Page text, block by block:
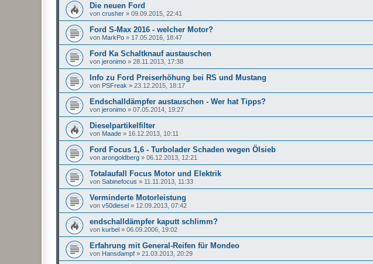
Die neuen Ford
von crusher » 09.09.2015, 22:41
Ford S-Max 2016 - welcher Motor?
von MarkPo » 17.05.2016, 18:47
Ford Ka Schaltknauf austauschen
von jeronimo » 28.11.2013, 17:38
Info zu Ford Preiserhöhung bei RS und Mustang
von PSFreak » 23.12.2015, 18:17
Endschalldämpfer austauschen - Wer hat Tipps?
von jeronimo » 07.05.2014, 19:27
Dieselpartikelfilter
von Maade » 16.12.2013, 10:11
Ford Focus 1,6 - Turbolader Schaden wegen Ölsieb
von arongoldberg » 06.12.2013, 12:21
Totalaufall Focus Motor und Elektrik
von Sabinefocus » 11.11.2013, 11:33
Verminderte Motorleistung
von v50diesel » 12.09.2013, 07:42
endschalldämpfer kaputt schlimm?
von kurbel » 06.09.2006, 19:02
Erfahrung mit General-Reifen für Mondeo
von Hansdampf » 21.03.2013, 20:29